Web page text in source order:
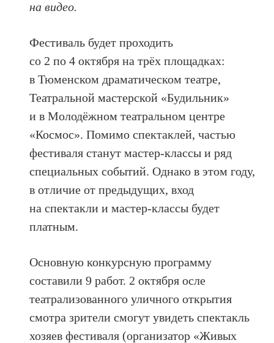
на видео.
Фестиваль будет проходить
со 2 по 4 октября на трёх площадках:
в Тюменском драматическом театре,
Театральной мастерской «Будильник»
и в Молодёжном театральном центре
«Космос». Помимо спектаклей, частью
фестиваля станут мастер-классы и ряд
специальных событий. Однако в этом году,
в отличие от предыдущих, вход
на спектакли и мастер-классы будет
платным.
Основную конкурсную программу
составили 9 работ. 2 октября осле
театрализованного уличного открытия
смотра зрители смогут увидеть спектакль
хозяев фестиваля (организатор «Живых